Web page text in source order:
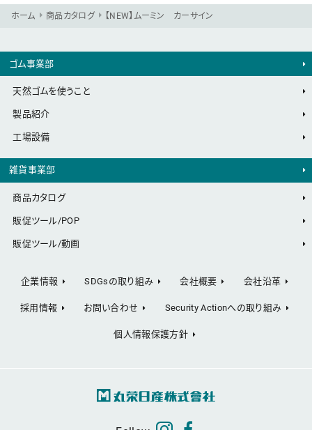
ホーム 商品カタログ 【NEW】ムーミン カーサイン
ゴム事業部
天然ゴムを使うこと
製品紹介
工場設備
雑貨事業部
商品カタログ
販促ツール/POP
販促ツール/動画
企業情報 SDGsの取り組み 会社概要 会社沿革
採用情報 お問い合わせ Security Actionへの取り組み
個人情報保護方針